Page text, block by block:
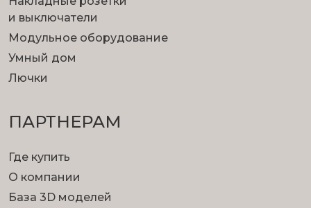
и выключатели
Модульное оборудование
Умный дом
Лючки
ПАРТНЕРАМ
Где купить
О компании
База 3D моделей